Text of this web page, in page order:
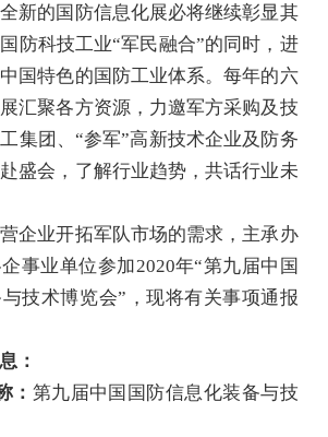
新的国防信息化展必将继续彰显其
防科技工业“军民融合”的同时，进
国特色的国防工业体系。每年的六
汇聚各方资源，力邀军方采购及技
集团、“参军”高新技术企业及防务
盛会，了解行业趋势，共话行业未
业开拓军队市场的需求，主承办
事业单位参加2020年“第九届中国
技术博览会”，现将有关事项通报
：
： 第九届中国国防信息化装备与技